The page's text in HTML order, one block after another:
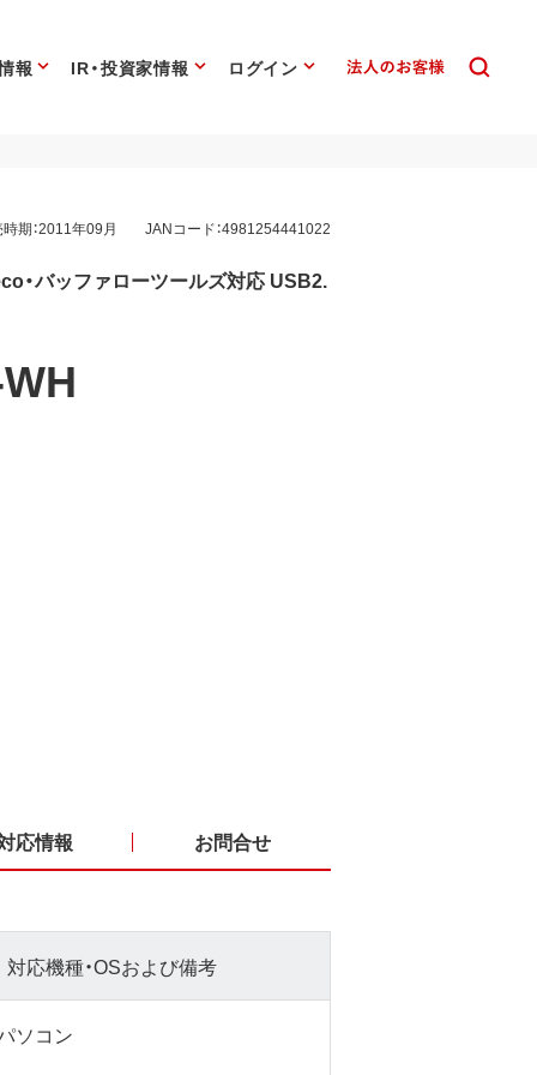
報 IR・投資家情報 ログイン
期：2011年09月 JANコード：4981254441022
・バッファローツールズ対応 USB2.
応情報 お問合せ
対応機種・OSおよび備考
ソコン